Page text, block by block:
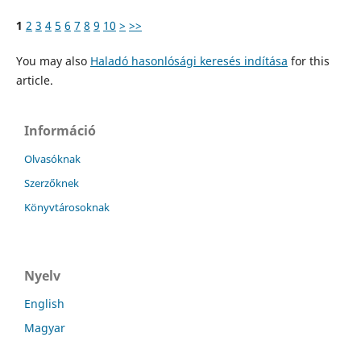
1 2 3 4 5 6 7 8 9 10 > >>
You may also Haladó hasonlósági keresés indítása for this
article.
Információ
Olvasóknak
Szerzőknek
Könyvtárosoknak
Nyelv
English
Magyar